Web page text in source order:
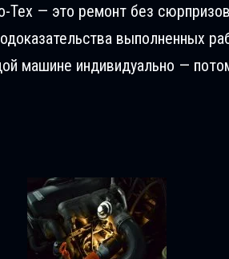
Тех — это ремонт без
выполненных
машине индивидуально —